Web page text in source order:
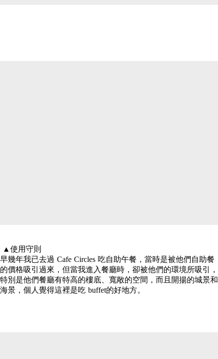
▲使用守則
早幾年我已去過 Cafe Circles 吃自助午餐，當時是被他們自助餐
的價格吸引過來，但當我進入餐廳時，卻被他們的環境所吸引，
特別是他們餐廳有特高的樓底、寬敞的空間，而且開揚的城景和
海景，個人覺得這裡是吃 buffet的好地方。